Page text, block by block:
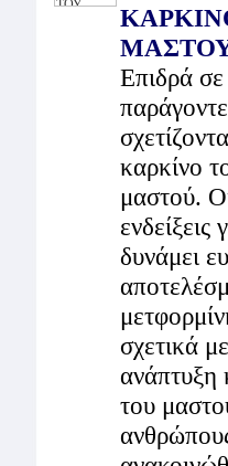
Επιδρά σε
καρκίνο
μαστού.
ενδείξεις
δυνάμει
σχετικά
ανάπτυξη
του